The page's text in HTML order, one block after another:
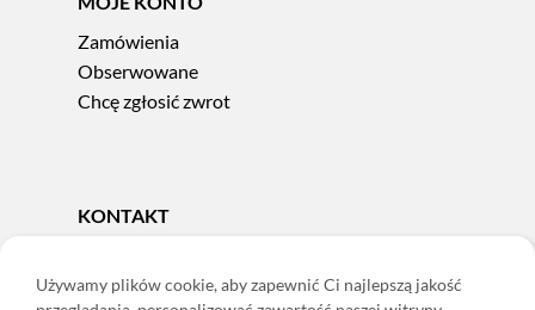
Zamówienia
Obserwowane
Chcę zgłosić zwrot
KONTAKT
e-mail:sklep@adoris.pl
Używamy plików cookie, aby zapewnić Ci najlepszą jakość